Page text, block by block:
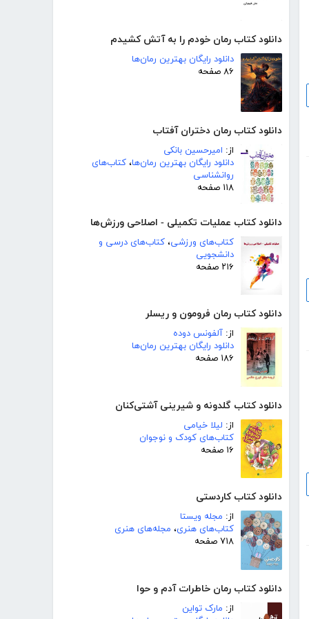
دانلود کتاب رمان خودم را به آتش کشیدم
دانلود رایگان بهترین رمان‌ها
۸۶ صفحه
دانلود کتاب رمان دختران آفتاب
از: امیرحسین بانکی
دانلود رایگان بهترین رمان‌ها، کتاب‌های
روانشناسی
۱۱۸ صفحه
دانلود کتاب عملیات تکمیلی - اصلاحی ورزش‌ها
کتاب‌های ورزشی، کتاب‌های درسی و
دانشجویی
۲۱۶ صفحه
دانلود کتاب رمان فرومون و ریسلر
از: آلفونس دوده
دانلود رایگان بهترین رمان‌ها
۱۸۶ صفحه
دانلود کتاب گلدونه و شیرینی آشتی‌کنان
از: لیلا خیامی
کتاب‌های کودک و نوجوان
۱۶ صفحه
دانلود کتاب کاردستی
از: مجله ویستا
کتاب‌های هنری، مجله‌های هنری
۷۱۸ صفحه
دانلود کتاب رمان خاطرات آدم و حوا
از: مارک تواین